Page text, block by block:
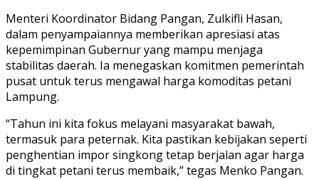
Menteri Koordinator Bidang Pangan, Zulkifli Hasan,
dalam penyampaiannya memberikan apresiasi atas
kepemimpinan Gubernur yang mampu menjaga
stabilitas daerah. Ia menegaskan komitmen pemerintah
pusat untuk terus mengawal harga komoditas petani
Lampung.
“Tahun ini kita fokus melayani masyarakat bawah,
termasuk para peternak. Kita pastikan kebijakan seperti
penghentian impor singkong tetap berjalan agar harga
di tingkat petani terus membaik,” tegas Menko Pangan.